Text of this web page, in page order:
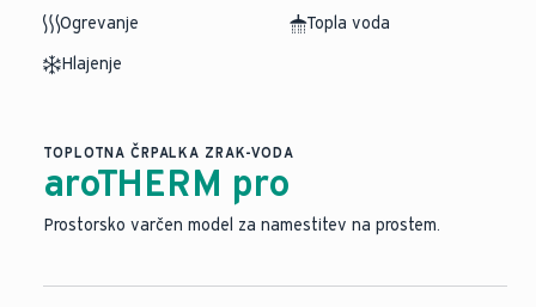
Ogrevanje
Topla voda
Hlajenje
TOPLOTNA ČRPALKA ZRAK-VODA
aroTHERM pro
Prostorsko varčen model za namestitev na prostem.